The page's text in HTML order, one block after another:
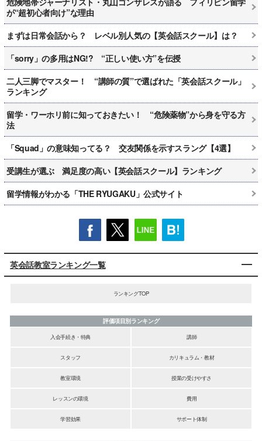
が“超初心者向け”な理由
まずは日常会話から？ レベル別人気の【英会話スクール】は？
「sorry」の多用はNG!? “正しい使い方”を伝授
二人三脚でマスター！ “講師の質”で選ばれた「英会話スクール」
ランキング
留学・ワーホリ前に知っておきたい！ “危険薬物”から身を守る方
法
「Squad」の意味知ってる？ 交友関係を示すスラング【4選】
受講生が選ぶ 満足度の高い【英会話スクール】ランキング
留学情報がわかる「THE RYUGAKU」公式サイト
英会話教室ランキング一覧
ランキングTOP
評価項目別ランキング
入会手続き・特典
講師
スタッフ カリキュラム・教材
教室環境 授業の受けやすさ
レッスンの環境 費用
学習効果 サポート体制